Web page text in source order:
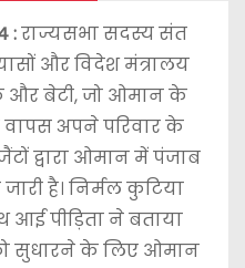
:राज्यसभा सदस्य संत
और विदेश मंत्रालय
बेटी, जो ओमान के
अपने परिवार के
द्वारा ओमान में पंजाब
है। निर्मल कुटिया
पीड़िता ने बताया
सुधारने के लिए ओमान